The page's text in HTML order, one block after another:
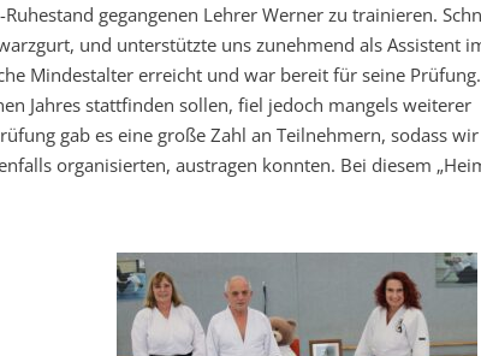
gegangenen Lehrer Werner zu trainieren.
und unterstützte uns zunehmend als Assistent
Mindestalter erreicht und war bereit für seine Prüfung.
Jahres stattfinden sollen, fiel jedoch mangels weiterer
gab es eine große Zahl an Teilnehmern, sodass
organisierten, austragen konnten. Bei diesem